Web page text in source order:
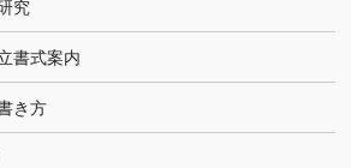
究
書式案内
き方